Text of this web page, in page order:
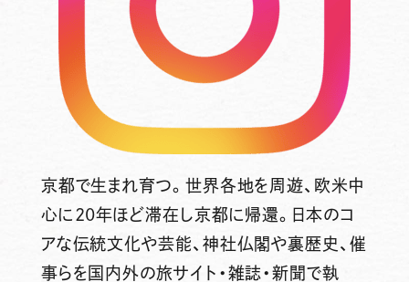
京都で生まれ育つ。世界各地を周遊、欧米中
心に20年ほど滞在し京都に帰還。日本のコ
アな伝統文化や芸能、神社仏閣や裏歴史、催
事らを国内外の旅サイト・雑誌・新聞で執